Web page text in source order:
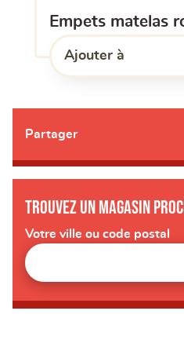
empets matelas
Ajouter à
l'une de mes listes.
Partager
Trouvez un magasin
Votre ville ou code postal